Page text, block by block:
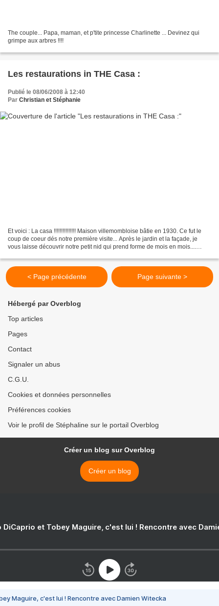
The couple... Papa, maman, et p'tite princesse Charlinette ... Devinez qui
grimpe aux arbres !!!!
Les restaurations in THE Casa :
Publié le 08/06/2008 à 12:40
Par Christian et Stéphanie
Et voici : La casa !!!!!!!!!!!!!!! Maison villemombloise bâtie en 1930. Ce fut le
coup de coeur dés notre première visite... Après le jardin et la façade, je
vous laisse découvrir notre petit nid qui prend forme de mois en mois....
< Page précédente Page suivante >
Hébergé par Overblog
Top articles
Pages
Contact
Signaler un abus
C.G.U.
Cookies et données personnelles
Préférences cookies
Voir le profil de Stéphaline sur le portail Overblog
Créer un blog sur Overblog
Créer un blog
DiCaprio et Tobey Maguire, c'est lui ! Rencontre avec
Maguire, c'est lui ! Rencontre avec Damien Witecka